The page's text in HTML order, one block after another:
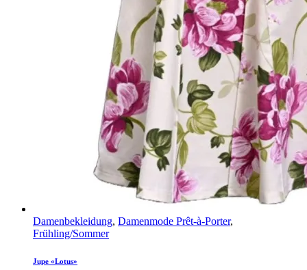
Damenbekleidung, Damenmode Prêt-à-Porter,
Frühling/Sommer
Jupe «Lotus»